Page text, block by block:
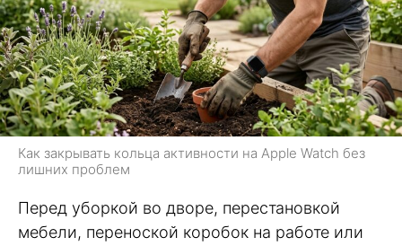
Как закрывать кольца активности на Apple Watch без
лишних проблем
Перед уборкой во дворе, перестановкой
мебели, переноской коробок на работе или